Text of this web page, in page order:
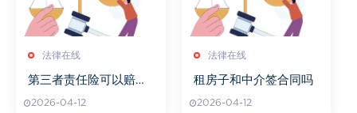
法律在线
第三者责任险可以赔自
2026-04-12
法律在线
租房子和中介签合同吗
2026-04-12